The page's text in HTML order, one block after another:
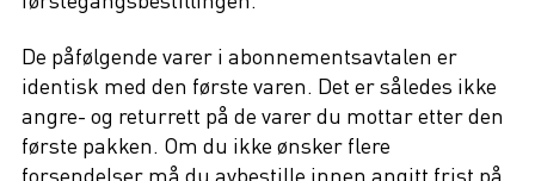
De påfølgende varer i abonnementsavtalen er
identisk med den første varen. Det er således ikke
angre- og returrett på de varer du mottar etter den
første pakken. Om du ikke ønsker flere
forsendelser må du avbestille innen angitt frist på